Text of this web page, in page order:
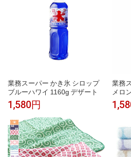
業務スーパー かき氷 シロップ
ブルーハワイ 1160g デザート
1,580円
業務
メロ